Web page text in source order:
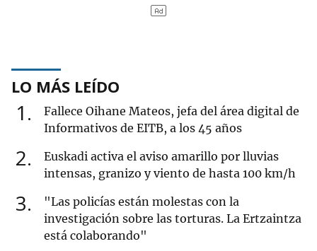
LO MÁS LEÍDO
1
Fallece Oihane Mateos, jefa del área digital de
Informativos de EITB, a los 45 años
2
Euskadi activa el aviso amarillo por lluvias
intensas, granizo y viento de hasta 100 km/h
3
"Las policías están molestas con la
investigación sobre las torturas. La Ertzaintza
está colaborando"